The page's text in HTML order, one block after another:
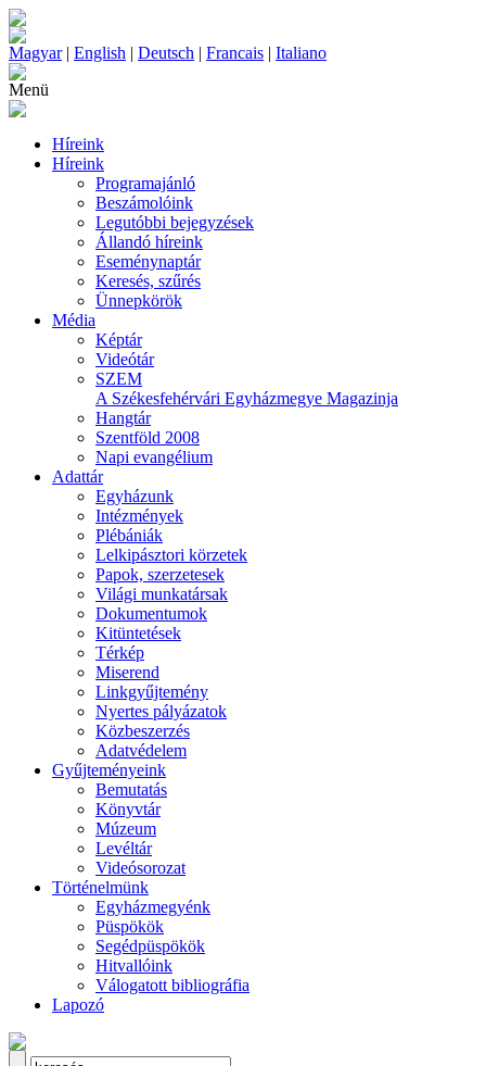
Magyar| English | Deutsch | Francais | Italiano
Menü
Híreink
Híreink
Programajánló
Beszámolóink
Legutóbbi bejegyzések
Állandó híreink
Eseménynaptár
Keresés, szűrés
Ünnepkörök
Média
Képtár
Videótár
SZEM
A Székesfehérvári Egyházmegye Magazinja
Hangtár
Szentföld 2008
Napi evangélium
Adattár
Egyházunk
Intézmények
Plébániák
Lelkipásztori körzetek
Papok, szerzetesek
Világi munkatársak
Dokumentumok
Kitüntetések
Térkép
Miserend
Linkgyűjtemény
Nyertes pályázatok
Közbeszerzés
Adatvédelem
Gyűjteményeink
Bemutatás
Könyvtár
Múzeum
Levéltár
Videósorozat
Történelmünk
Egyházmegyénk
Püspökök
Segédpüspökök
Hitvallóink
Válogatott bibliográfia
Lapozó